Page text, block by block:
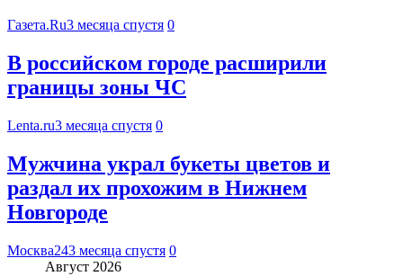
Газета.Ru3 месяца спустя 0
В российском городе расширили
границы зоны ЧС
Lenta.ru3 месяца спустя 0
Мужчина украл букеты цветов и
раздал их прохожим в Нижнем
Новгороде
Москва243 месяца спустя 0
Август 2026